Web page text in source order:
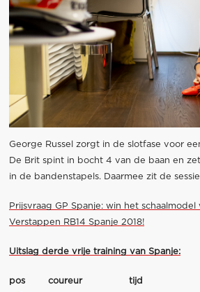
George Russel zorgt in de slotfase voor
De Brit spint in bocht 4 van de baan en
in de bandenstapels. Daarmee zit de
Prijsvraag GP Spanje: win het schaalmodel
Verstappen RB14 Spanje 2018!
Uitslag derde vrije training van Spanje:
pos coureur tijd